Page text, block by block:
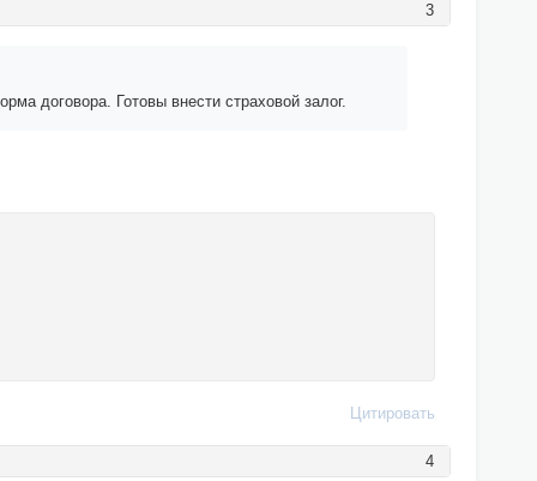
3
договора. Готовы внести страховой залог.
Цитировать
4